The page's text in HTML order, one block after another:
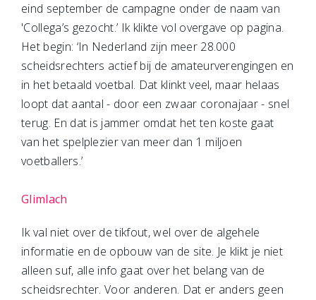
eind september de campagne onder de naam van
'Collega’s gezocht.’ Ik klikte vol overgave op pagina.
Het begin: ‘In Nederland zijn meer 28.000
scheidsrechters actief bij de amateurverengingen en
in het betaald voetbal. Dat klinkt veel, maar helaas
loopt dat aantal - door een zwaar coronajaar - snel
terug. En dat is jammer omdat het ten koste gaat
van het spelplezier van meer dan 1 miljoen
voetballers.’
Glimlach
Ik val niet over de tikfout, wel over de algehele
informatie en de opbouw van de site. Je klikt je niet
alleen suf, alle info gaat over het belang van de
scheidsrechter. Voor anderen. Dat er anders geen